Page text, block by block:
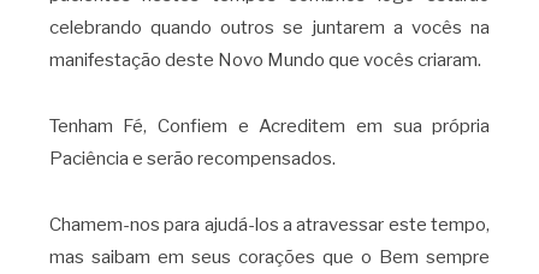
celebrando quando outros se juntarem a vocês na
manifestação deste Novo Mundo que vocês criaram.
Tenham Fé, Confiem e Acreditem em sua própria
Paciência e serão recompensados.
Chamem-nos para ajudá-los a atravessar este tempo,
mas saibam em seus corações que o Bem sempre